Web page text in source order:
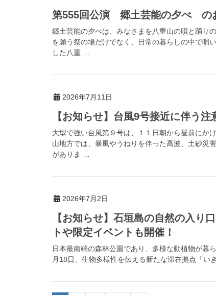
第555回公演 郷土芸能の夕べ の
郷土芸能の夕べは、みなさまを八重山の唄と踊り
を願う祭の場だけでなく、日常の暮らしの中で唄
した八重 …
2026年7月11日
【お知らせ】台風9号接近に伴う注
大型で強い台風第９号は、１１日朝から昼前にか
山地方では、暴風やうねりを伴った高波、土砂災
がありま …
2026年7月2日
【お知らせ】石垣島の自然の入り
トや限定イベントも開催！
日本最南端の森林公園であり、多様な動植物が暮
月18日、生物多様性を伝える新たな滞在拠点「